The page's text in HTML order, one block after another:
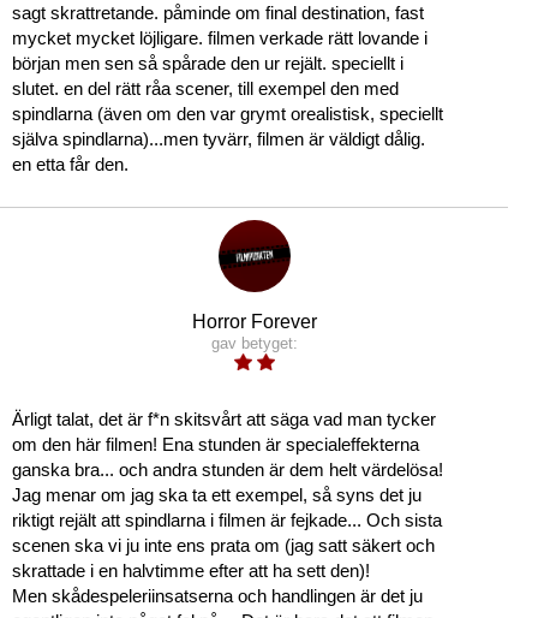
sagt skrattretande. påminde om final destination, fast
mycket mycket löjligare. filmen verkade rätt lovande i
början men sen så spårade den ur rejält. speciellt i
slutet. en del rätt råa scener, till exempel den med
spindlarna (även om den var grymt orealistisk, speciellt
själva spindlarna)...men tyvärr, filmen är väldigt dålig.
en etta får den.
Horror Forever
gav betyget:
Ärligt talat, det är f*n skitsvårt att säga vad man tycker
om den här filmen! Ena stunden är specialeffekterna
ganska bra... och andra stunden är dem helt värdelösa!
Jag menar om jag ska ta ett exempel, så syns det ju
riktigt rejält att spindlarna i filmen är fejkade... Och sista
scenen ska vi ju inte ens prata om (jag satt säkert och
skrattade i en halvtimme efter att ha sett den)!
Men skådespeleriinsatserna och handlingen är det ju